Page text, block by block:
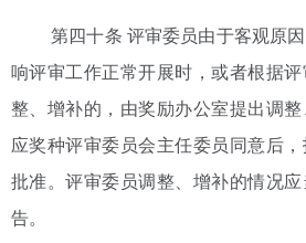
第四十条 评审委员由于客观原
响评审工作正常开展时，或者根据
整、增补的，由奖励办公室提出调
应奖种评审委员会主任委员同意后
批准。评审委员调整、增补的情况
告。